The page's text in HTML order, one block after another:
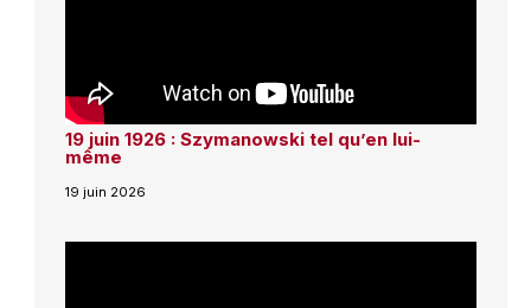
19 juin 1926 : Szymanowski tel qu’en lui-
même
19 juin 2026